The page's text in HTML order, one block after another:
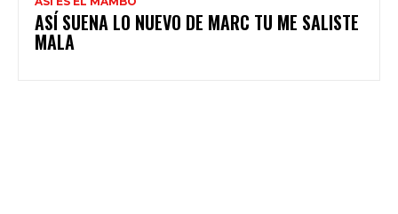
ASÍ SUENA LO NUEVO DE MARC TU ME SALISTE
MALA